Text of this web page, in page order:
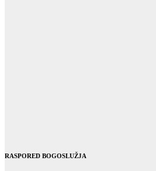
RASPORED BOGOSLUŽJA